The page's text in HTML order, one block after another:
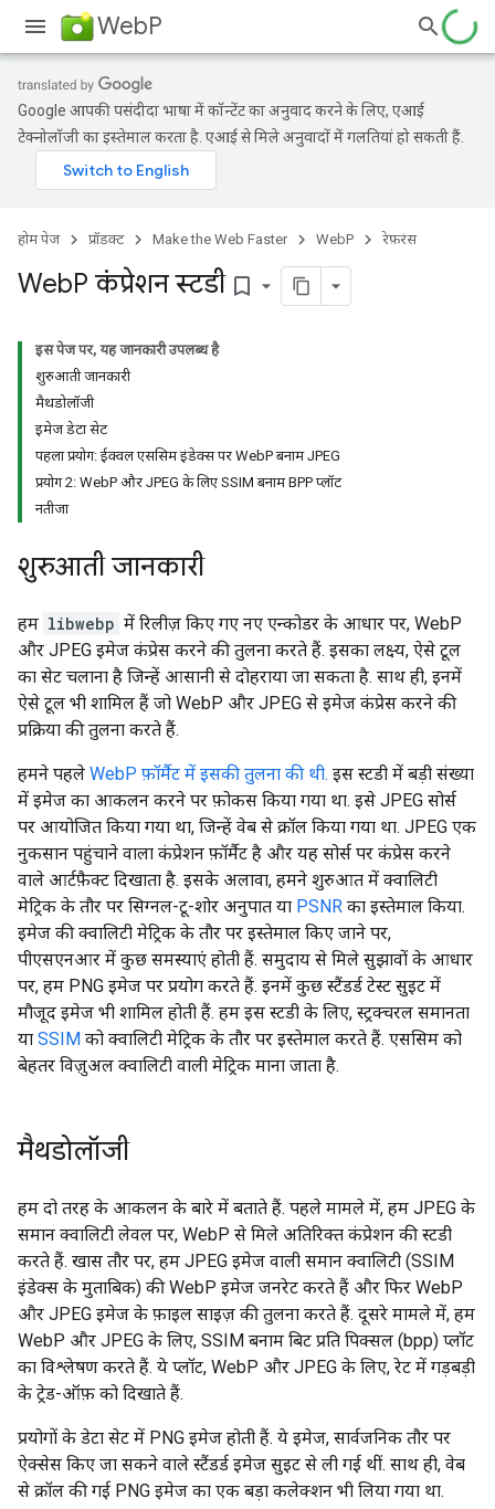
WebP
Google आपकी पसंदीदा भाषा में कॉन्टेंट का अनुवाद करने के लिए, एआई
टेक्नोलॉजी का इस्तेमाल करता है. एआई से मिले अनुवादों में गलतियां हो सकती हैं.
होम पेज प्रॉडक्ट Make the Web Faster WebP रेफ़रंस
WebP कंप्रेशन स्टडी bookmark_border
इस पेज पर, यह जानकारी उपलब्ध है
शुरुआती जानकारी
मैथडोलॉजी
इमेज डेटा सेट
पहला प्रयोग: ईक्वल एससिम इंडेक्स पर WebP बनाम JPEG
प्रयोग 2: WebP और JPEG के लिए SSIM बनाम BPP प्लॉट
नतीजा
शुरुआती जानकारी
हम libwebp में रिलीज़ किए गए नए एन्कोडर के आधार पर, WebP
और JPEG इमेज कंप्रेस करने की तुलना करते हैं. इसका लक्ष्य, ऐसे टूल
का सेट चलाना है जिन्हें आसानी से दोहराया जा सकता है. साथ ही, इनमें
ऐसे टूल भी शामिल हैं जो WebP और JPEG से इमेज कंप्रेस करने की
प्रक्रिया की तुलना करते हैं.
हमने पहले WebP फ़ॉर्मैट में इसकी तुलना की थी. इस स्टडी में बड़ी संख्या
में इमेज का आकलन करने पर फ़ोकस किया गया था. इसे JPEG सोर्स
पर आयोजित किया गया था, जिन्हें वेब से क्रॉल किया गया था. JPEG एक
नुकसान पहुंचाने वाला कंप्रेशन फ़ॉर्मैट है और यह सोर्स पर कंप्रेस करने
वाले आर्टफ़ैक्ट दिखाता है. इसके अलावा, हमने शुरुआत में क्वालिटी
मेट्रिक के तौर पर सिग्नल-टू-शोर अनुपात या PSNR का इस्तेमाल किया.
इमेज की क्वालिटी मेट्रिक के तौर पर इस्तेमाल किए जाने पर,
पीएसएनआर में कुछ समस्याएं होती हैं. समुदाय से मिले सुझावों के आधार
पर, हम PNG इमेज पर प्रयोग करते हैं. इनमें कुछ स्टैंडर्ड टेस्ट सुइट में
मौजूद इमेज भी शामिल होती हैं. हम इस स्टडी के लिए, स्ट्रक्चरल समानता
या SSIM को क्वालिटी मेट्रिक के तौर पर इस्तेमाल करते हैं. एससिम को
बेहतर विज़ुअल क्वालिटी वाली मेट्रिक माना जाता है.
मैथडोलॉजी
हम दो तरह के आकलन के बारे में बताते हैं. पहले मामले में, हम JPEG के
समान क्वालिटी लेवल पर, WebP से मिले अतिरिक्त कंप्रेशन की स्टडी
करते हैं. खास तौर पर, हम JPEG इमेज वाली समान क्वालिटी (SSIM
इंडेक्स के मुताबिक) की WebP इमेज जनरेट करते हैं और फिर WebP
और JPEG इमेज के फ़ाइल साइज़ की तुलना करते हैं. दूसरे मामले में, हम
WebP और JPEG के लिए, SSIM बनाम बिट प्रति पिक्सल (bpp) प्लॉट
का विश्लेषण करते हैं. ये प्लॉट, WebP और JPEG के लिए, रेट में गड़बड़ी
के ट्रेड-ऑफ़ को दिखाते हैं.
प्रयोगों के डेटा सेट में PNG इमेज होती हैं. ये इमेज, सार्वजनिक तौर पर
ऐक्सेस किए जा सकने वाले स्टैंडर्ड इमेज सुइट से ली गई थीं. साथ ही, वेब
से क्रॉल की गई PNG इमेज का एक बड़ा कलेक्शन भी लिया गया था.